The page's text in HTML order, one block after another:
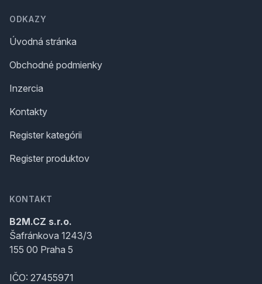
ODKAZY
Úvodná stránka
Obchodné podmienky
Inzercia
Kontakty
Register kategórii
Register produktov
KONTAKT
B2M.CZ s.r.o.
Šafránkova 1243/3
155 00 Praha 5
IČO: 27455971